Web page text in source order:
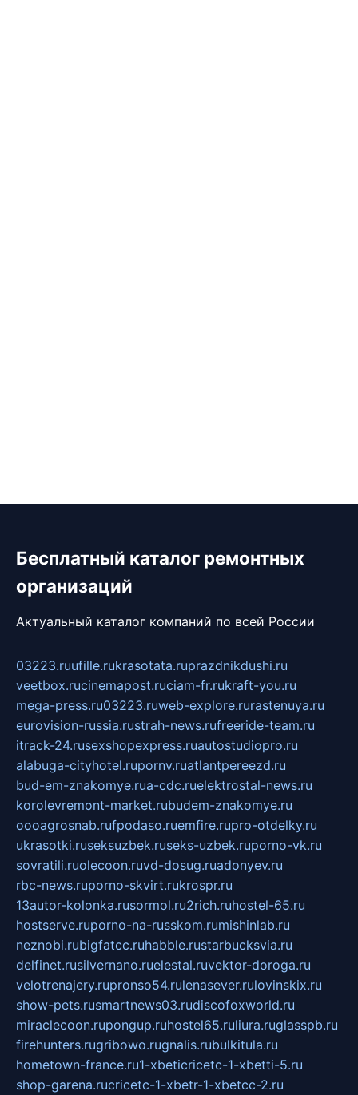
Бесплатный каталог ремонтных
организаций
Актуальный каталог компаний по всей России
03223.ruufille.rukrasotata.ruprazdnikdushi.ru
veetbox.rucinemapost.ruciam-fr.rukraft-you.ru
mega-press.ru03223.ruweb-explore.rurastenuya.ru
eurovision-russia.rustrah-news.rufreeride-team.ru
itrack-24.rusexshopexpress.ruautostudiopro.ru
alabuga-cityhotel.rupornv.ruatlantpereezd.ru
bud-em-znakomye.rua-cdc.ruelektrostal-news.ru
korolevremont-market.rubudem-znakomye.ru
oooagrosnab.rufpodaso.ruemfire.rupro-otdelky.ru
ukrasotki.ruseksuzbek.ruseks-uzbek.ruporno-vk.ru
sovratili.ruolecoon.ruvd-dosug.ruadonyev.ru
rbc-news.ruporno-skvirt.rukrospr.ru
13autor-kolonka.rusormol.ru2rich.ruhostel-65.ru
hostserve.ruporno-na-russkom.rumishinlab.ru
neznobi.rubigfatcc.ruhabble.rustarbucksvia.ru
delfinet.rusilvernano.ruelestal.ruvektor-doroga.ru
velotrenajery.rupronso54.rulenasever.rulovinskix.ru
show-pets.rusmartnews03.rudiscofoxworld.ru
miraclecoon.rupongup.ruhostel65.ruliura.ruglasspb.ru
firehunters.rugribowo.rugnalis.rubulkitula.ru
hometown-france.ru1-xbeticricetc-1-xbetti-5.ru
shop-garena.rucricetc-1-xbetr-1-xbetcc-2.ru